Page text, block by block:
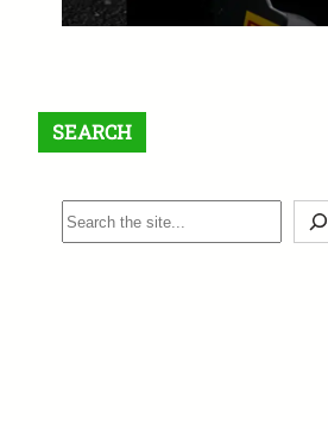
1月 12, 2026
SEARCH
S
e